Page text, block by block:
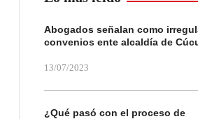
Abogados señalan como
convenios ente alcaldía de
13/07/2023
¿Qué pasó con el proceso de